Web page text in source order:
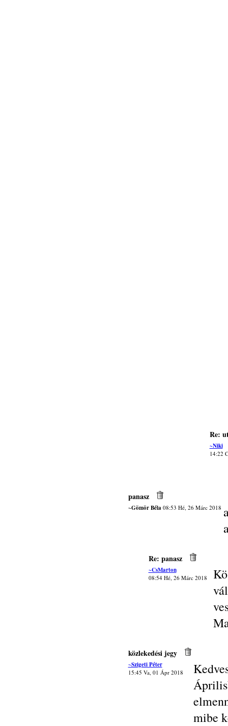
Re:
~Niki
14:22
panasz
~Gömör Béla08:53 Hé, 26 Márc 2018
Re: panasz
~CsMarton
08:54 Hé, 26 Márc 2018
közlekedési jegy
~Szigeti Péter
15:45 Va, 01 Ápr 2018
mibe